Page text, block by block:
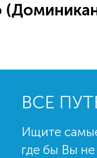
ВСЕ
Ищите
где бы Вы